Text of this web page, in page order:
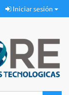
Iniciar sesión